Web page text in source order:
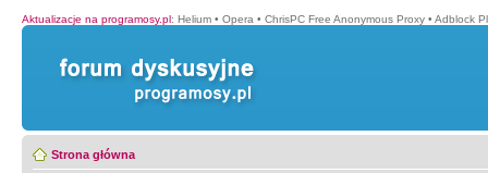
Aktualizacje na programosy.pl: Helium • Opera • ChrisPC Free Anonymous Proxy • Adblock
Strona główna